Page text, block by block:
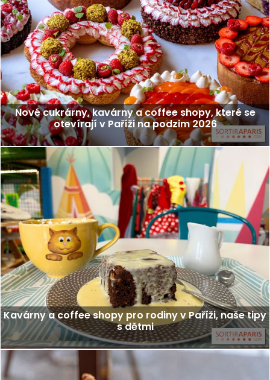
Nové cukrárny, kavárny a coffee shopy, které se
otevírají v Paříži na podzim 2026
Kavárny a coffee shopy pro rodiny v Paříži, naše tipy
s dětmi